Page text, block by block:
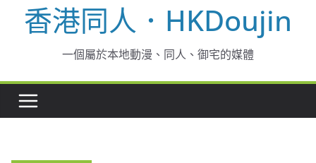
香港同人．HKDoujin
一個屬於本地動漫、同人、御宅的媒體